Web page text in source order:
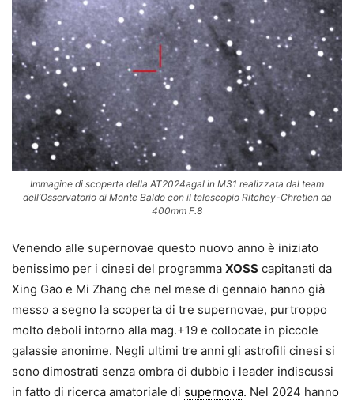
Immagine di scoperta della AT2024agal in M31 realizzata dal team
dell’Osservatorio di Monte Baldo con il telescopio Ritchey-Chretien da
400mm F.8
Venendo alle supernovae questo nuovo anno è iniziato
benissimo per i cinesi del programma XOSS capitanati da
Xing Gao e Mi Zhang che nel mese di gennaio hanno già
messo a segno la scoperta di tre supernovae, purtroppo
molto deboli intorno alla mag.+19 e collocate in piccole
galassie anonime. Negli ultimi tre anni gli astrofili cinesi si
sono dimostrati senza ombra di dubbio i leader indiscussi
in fatto di ricerca amatoriale di supernova. Nel 2024 hanno